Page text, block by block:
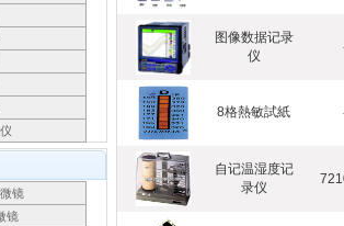
镜
镜
图像数据记录
仪
8格熱敏試紙
自记温湿度记
录仪